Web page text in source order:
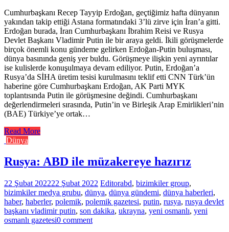
Cumhurbaşkanı Recep Tayyip Erdoğan, geçtiğimiz hafta dünyanın
yakından takip ettiği Astana formatındaki 3’lü zirve için İran’a gitti.
Erdoğan burada, İran Cumhurbaşkanı İbrahim Reisi ve Rusya
Devlet Başkanı Vladimir Putin ile bir araya geldi. İkili görüşmelerde
birçok önemli konu gündeme gelirken Erdoğan-Putin buluşması,
dünya basınında geniş yer buldu. Görüşmeye ilişkin yeni ayrıntılar
ise kulislerde konuşulmaya devam ediliyor. Putin, Erdoğan’a
Rusya’da SİHA üretim tesisi kurulmasını teklif etti CNN Türk’ün
haberine göre Cumhurbaşkanı Erdoğan, AK Parti MYK
toplantısında Putin ile görüşmesine değindi. Cumhurbaşkanı
değerlendirmeleri sırasında, Putin’in ve Birleşik Arap Emirlikleri’nin
(BAE) Türkiye’ye ortak…
Read More
Dünya
Rusya: ABD ile müzakereye hazırız
22 Şubat 202222 Şubat 2022 Editorabd, bizimkiler group,
bizimkiler medya grubu, dünya, dünya gündemi, dünya haberleri,
haber, haberler, polemik, polemik gazetesi, putin, rusya, rusya devlet
başkanı vladimir putin, son dakika, ukrayna, yeni osmanlı, yeni
osmanlı gazetesi0 comment